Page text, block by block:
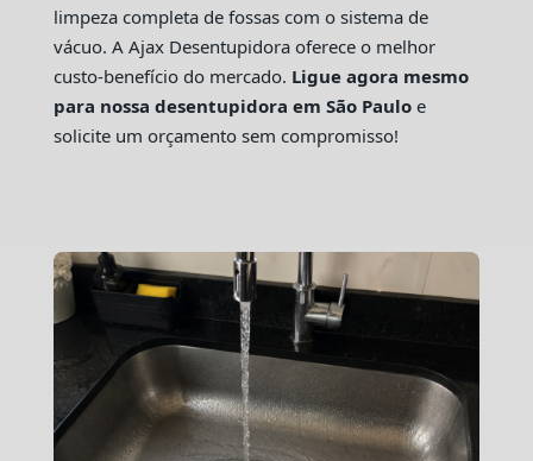
limpeza completa de fossas com o sistema de
vácuo. A Ajax Desentupidora oferece o melhor
custo-benefício do mercado. Ligue agora mesmo
para nossa desentupidora em São Pauloe
solicite um orçamento sem compromisso!